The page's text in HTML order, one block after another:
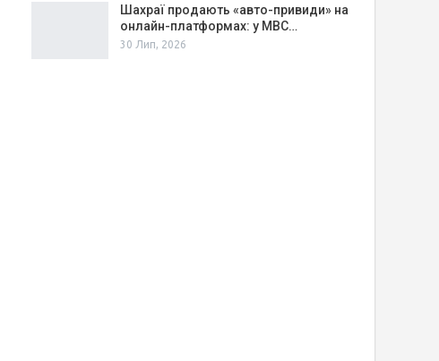
Шахраї продають «авто-привиди» на
онлайн-платформах: у МВС…
30 Лип, 2026